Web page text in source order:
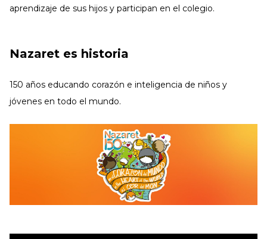
aprendizaje de sus hijos y participan en el colegio.
Nazaret es historia
150 años educando corazón e inteligencia de niños y
jóvenes en todo el mundo.